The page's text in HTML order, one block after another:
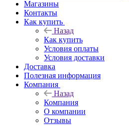
Магазины
Контакты
Как купить
Назад
Как купить
Условия оплаты
Условия доставки
Доставка
Полезная информация
Компания
Назад
Компания
О компании
Отзывы